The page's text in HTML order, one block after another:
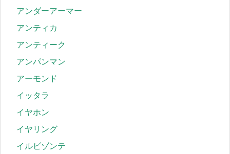
アンダーアーマー
アンティカ
アンティーク
アンパンマン
アーモンド
イッタラ
イヤホン
イヤリング
イルビゾンテ